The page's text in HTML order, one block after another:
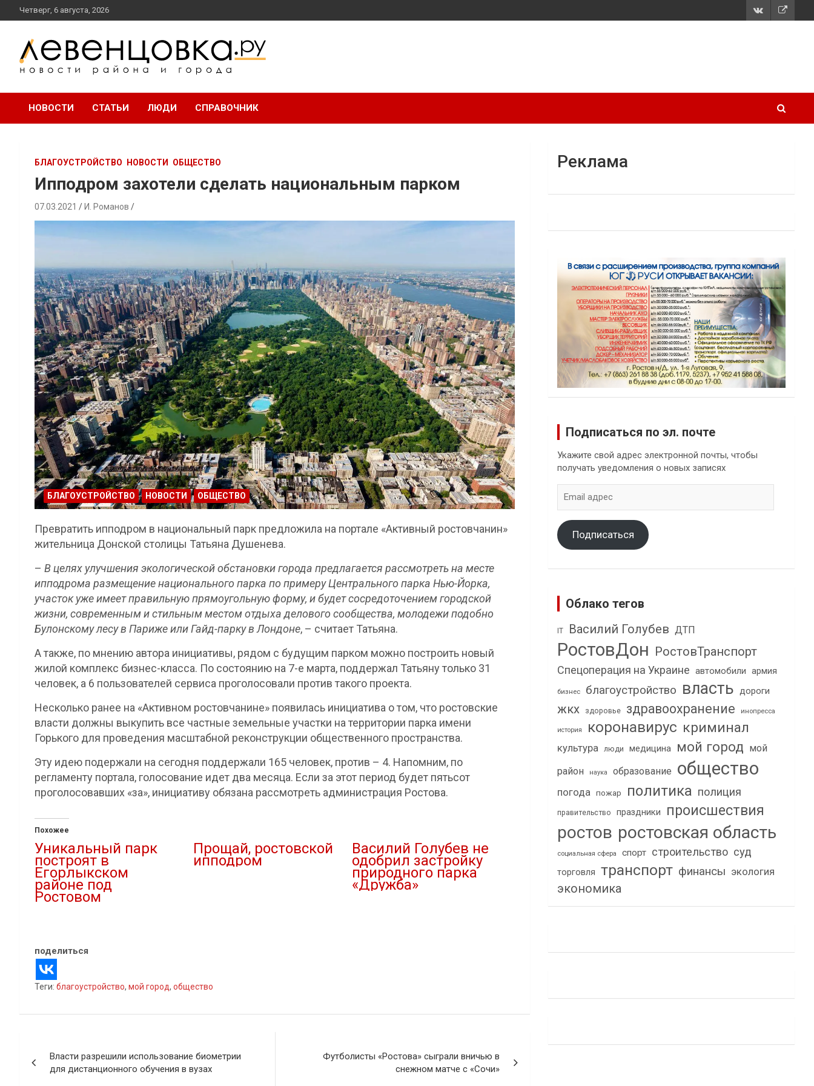
перейти
к
Четверг, 6 августа, 2026
Левенцовка Ру
НОВОСТИ СТАТЬИ ЛЮДИ СПРАВОЧНИК
БЛАГОУСТРОЙСТВО НОВОСТИ ОБЩЕСТВО
Ипподром захотели сделать национальным парком
07.03.2021 И. Романов
БЛАГОУСТРОЙСТВО НОВОСТИ ОБЩЕСТВО
Превратить ипподром в национальный парк предложила на портале «Активный ростовчанин»
жительница Донской столицы Татьяна Душенева.
– В целях улучшения экологической обстановки города предлагается рассмотреть на месте
ипподрома размещение национального парка по примеру Центрального парка Нью-Йорка,
участок уже имеет правильную прямоугольную форму, и будет сосредоточением городской
жизни, современным и стильным местом отдыха делового сообщества, молодежи подобно
Булонскому лесу в Париже или Гайд-парку в Лондоне, – считает Татьяна.
А также, по мнению автора инициативы, рядом с будущим парком можно построить новый
жилой комплекс бизнес-класса. По состоянию на 7-е марта, поддержал Татьяну только 31
человек, а 6 пользователей сервиса проголосовали против такого проекта.
Несколько ранее на «Активном ростовчанине» появилась инициатива о том, что ростовские
власти должны выкупить все частные земельные участки на территории парка имени
Горького для проведения масштабной реконструкции общественного пространства.
Эту идею подержали на сегодня поддержали 165 человек, против – 4. Напомним, по
регламенту портала, голосование идет два месяца. Если за этот период будет пятьсот
проголосовавших «за», инициативу обязана рассмотреть администрация Ростова.
Похожее
Уникальный парк
построят в
Егорлыкском
районе под
Ростовом
Прощай, ростовской
ипподром
Василий Голубев не
одобрил застройку
природного парка
«Дружба»
поделиться
Теги: благоустройство, мой город, общество
по
Власти разрешили использование биометрии
для дистанционного обучения в вузах
Футболисты «Ростова» сыграли вничью в
снежном матче с «Сочи»
Реклама
Подписаться по эл. почте
Укажите свой адрес электронной почты, чтобы
получать уведомления о новых записях
адрес
Подписаться
Облако тегов
IT Василий Голубев ДТП
РостовДон РостовТранспорт
Спецоперация на Украине автомобили армия
бизнес благоустройство власть дороги
жкх здоровье здравоохранение инопресса
история коронавирус криминал
культура люди медицина мой город мой
район
наука образование общество
погода пожар политика полиция
правительство праздники происшествия
ростов ростовская область
социальная сфера спорт строительство суд
торговля транспорт финансы экология
экономика